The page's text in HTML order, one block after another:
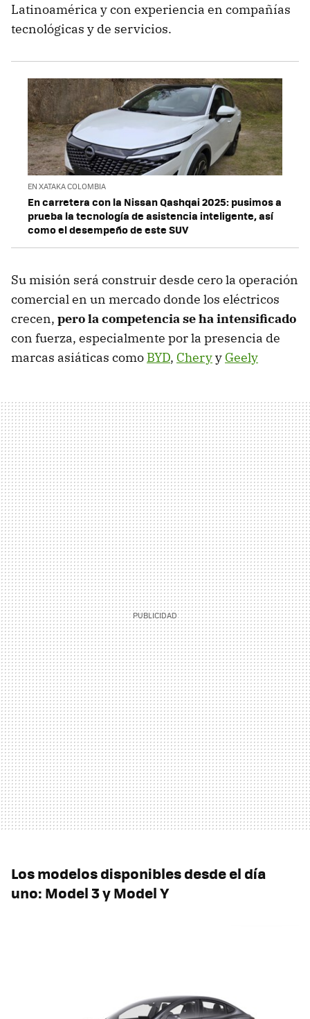
Latinoamérica y con experiencia en compañías
tecnológicas y de servicios.
EN XATAKA COLOMBIA
En carretera con la Nissan Qashqai 2025: pusimos a
prueba la tecnología de asistencia inteligente, así
como el desempeño de este SUV
Su misión será construir desde cero la operación
comercial en un mercado donde los eléctricos
crecen, pero la competencia se ha intensificado
con fuerza, especialmente por la presencia de
marcas asiáticas como BYD, Cheryy Geely
Los modelos disponibles desde el día
uno: Model 3 y Model Y